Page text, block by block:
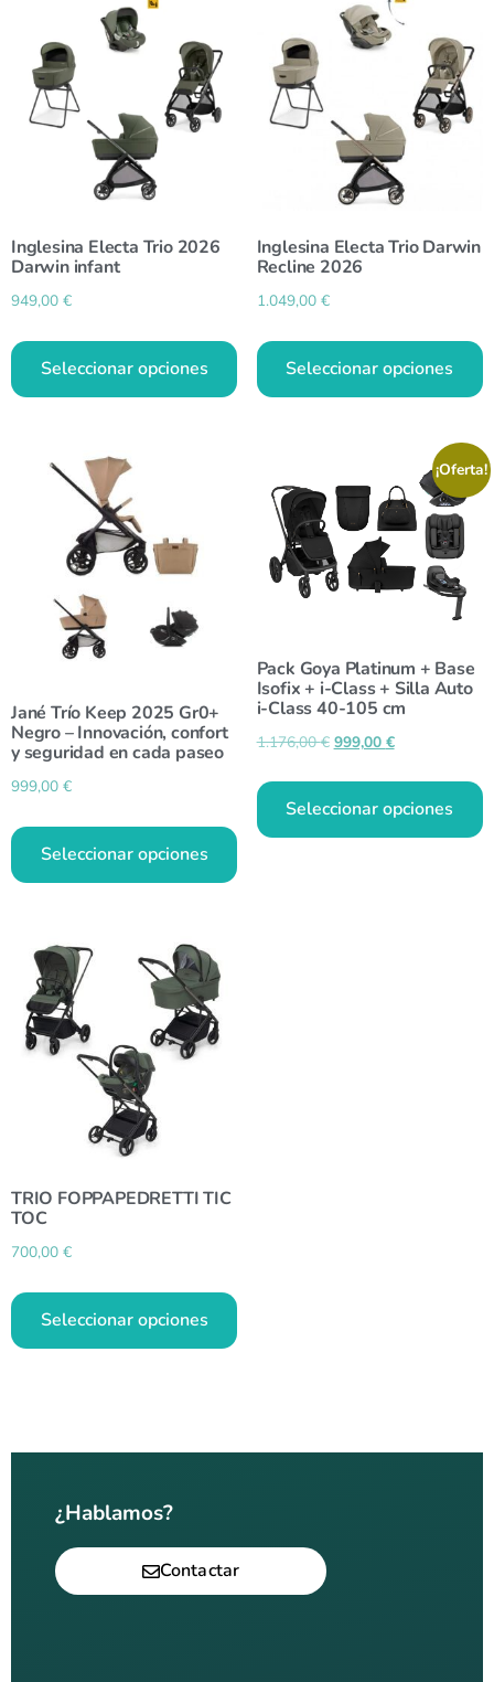
Inglesina Electa Trio 2026
Darwin infant
949,00 €
Seleccionar opciones
Inglesina Electa Trio Darwin
Recline 2026
1.049,00 €
Seleccionar opciones
Jané Trío Keep 2025 Gr0+
Negro – Innovación, confort
y seguridad en cada paseo
999,00 €
Seleccionar opciones
¡Oferta!
Pack Goya Platinum + Base
Isofix + i-Class + Silla Auto
i-Class 40-105 cm
1.176,00€ 999,00 €
Seleccionar opciones
TRIO FOPPAPEDRETTI TIC
TOC
700,00 €
Seleccionar opciones
¿Hablamos?
Contactar